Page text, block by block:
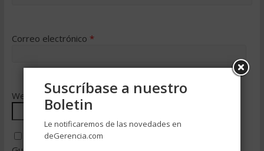
Correo electrónico *
Web
Suscríbase a nuestro
Boletin
Le notificaremos de las novedades en
deGerencia.com